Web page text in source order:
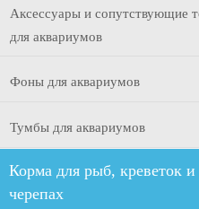
Аксессуары и сопутствующие
для аквариумов
Фоны для аквариумов
Тумбы для аквариумов
Корма для рыб, креветок и
черепах